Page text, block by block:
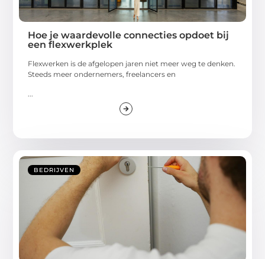
Hoe je waardevolle connecties opdoet bij
een flexwerkplek
Flexwerken is de afgelopen jaren niet meer weg te denken.
Steeds meer ondernemers, freelancers en
BEDRIJVEN